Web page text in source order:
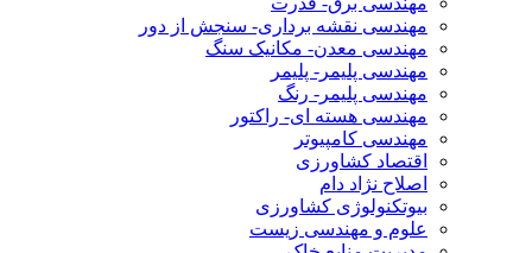
مهندسی نقشه برداری- سنجش از دور
مهندسی معدن- مکانیک سنگ
مهندسی پلیمر- پلیمر
مهندسی پلیمر- رنگ
مهندسی هسته ای- راکتور
مهندسی کامپیوتر
اقتصاد کشاورزی
اصلاح نژاد دام
بیوتکنولوژی کشاورزی
علوم و مهندسی زیست